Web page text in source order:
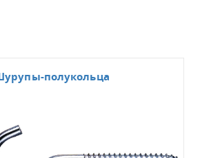
полукольца